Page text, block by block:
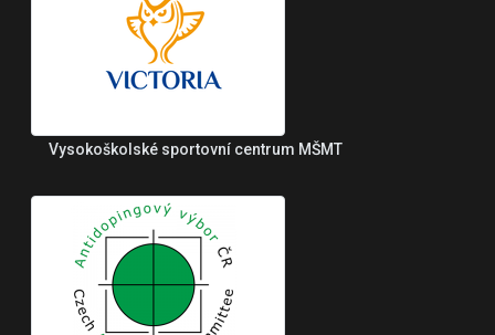
Vysokoškolské sportovní centrum MŠMT